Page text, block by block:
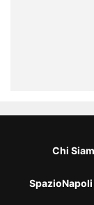
Chi
SpazioNapoli